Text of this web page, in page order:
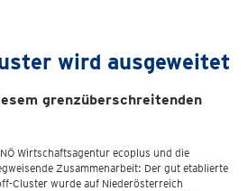
wird ausgeweitet
grenzüberschreitenden
Wirtschaftsagentur ecoplus und die
Zusammenarbeit: Der gut etablierte
Cluster wurde auf Niederösterreich